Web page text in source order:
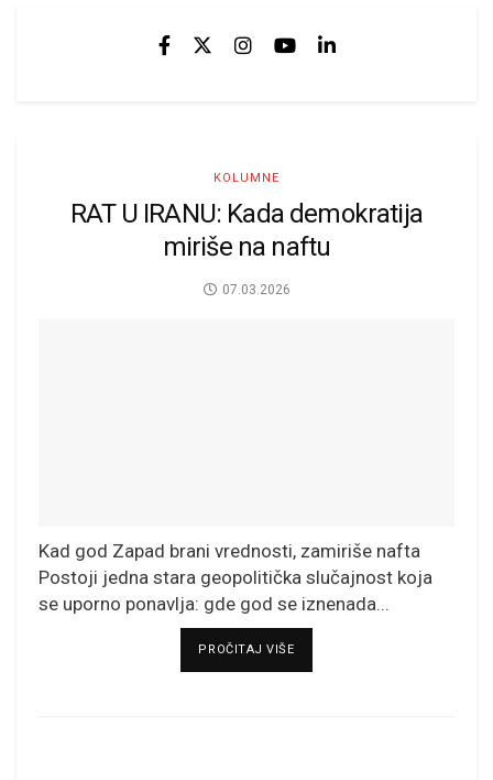
KOLUMNE
RAT U IRANU: Kada demokratija
miriše na naftu
07.03.2026
Kad god Zapad brani vrednosti, zamiriše nafta
Postoji jedna stara geopolitička slučajnost koja
se uporno ponavlja: gde god se iznenada...
PROČITAJ VIŠEDETAILS